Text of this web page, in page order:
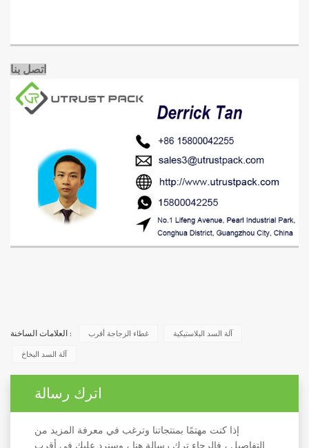
اتصل بنا
العلامات الساخنة : غطاء الزجاجة أقرب آلة السد البلاستيكية
آلة السد البخاخ
اترك رسالة
إذا كنت مهتمًا بمنتجاتنا وترغب في معرفة المزيد من
التفاصيل ، فالرجاء ترك رسالة هنا ، وسنرد عليك في أقرب